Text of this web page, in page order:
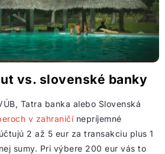
vs. slovenské banky
Tatra banka alebo Slovenská
v zahraničínepríjemné
2 až 5 eur za transakciu plus 1
sumy. Pri výbere 200 eur vás to